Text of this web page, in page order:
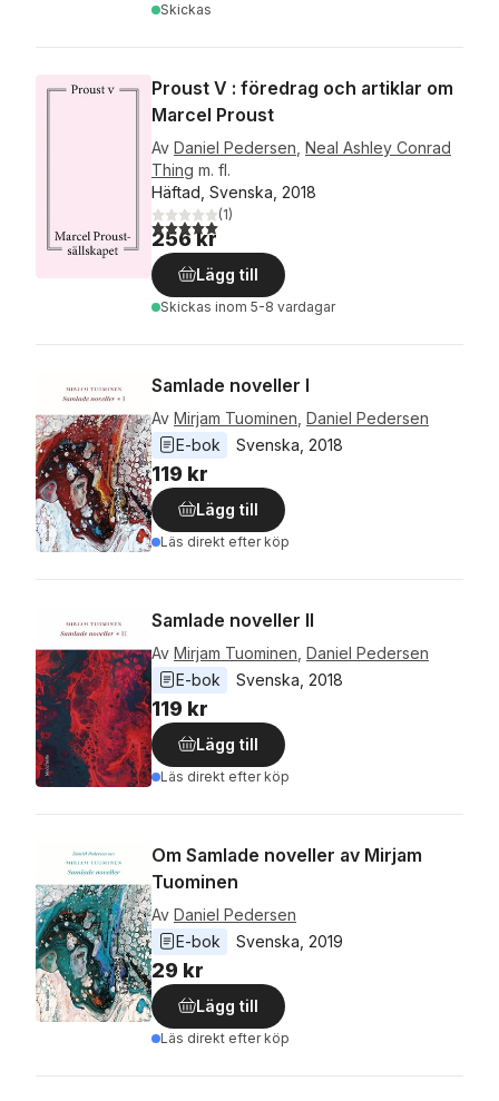
Skickas
Proust V : föredrag och artiklar om
Marcel Proust
Av Daniel Pedersen Neal Ashley Conrad
Thing m. fl.
Häftad, Svenska, 2018
5,0utav 5 stjärnor. Totalt antal röster:
(1)
256 kr
Lägg till
Skickas inom 5-8 vardagar
Samlade noveller I
Av Mirjam Tuominen Daniel Pedersen
E-bok
Svenska 2018
119 kr
Lägg till
Läs direkt efter köp
Samlade noveller II
Av Mirjam Tuominen Daniel Pedersen
E-bok
Svenska 2018
119 kr
Lägg till
Läs direkt efter köp
Om Samlade noveller av Mirjam
Tuominen
Av Daniel Pedersen
E-bok
Svenska 2019
29 kr
Lägg till
Läs direkt efter köp